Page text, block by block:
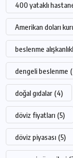
400 yataklı
Amerikan doları
beslenme
dengeli beslenme
doğal gıdalar (4)
döviz fiyatları (5)
döviz piyasası (5)